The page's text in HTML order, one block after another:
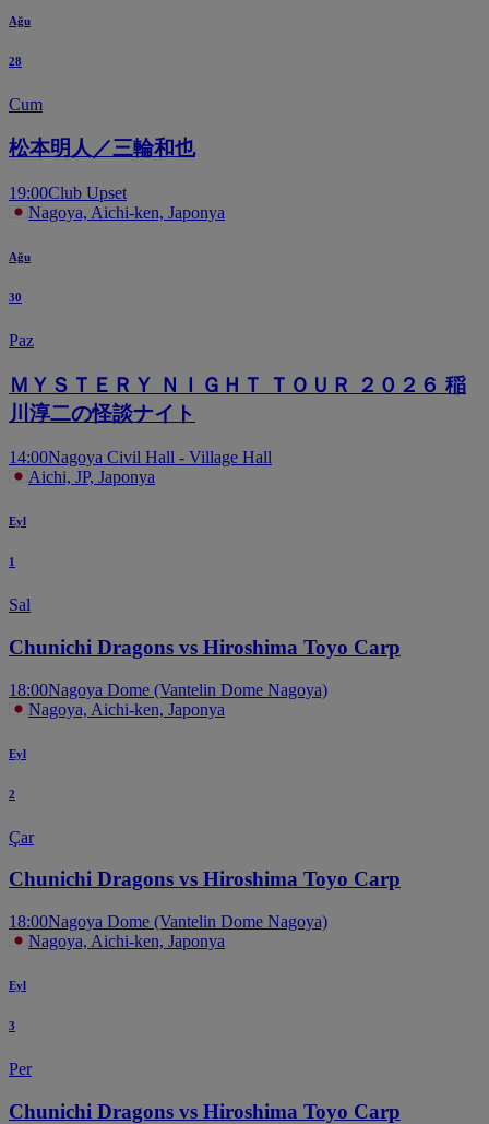
Ağu
28
Cum
松本明人／三輪和也
19:00Club Upset
Nagoya, Aichi-ken, Japonya
Ağu
30
Paz
ＭＹＳＴＥＲＹ ＮＩＧＨＴ ＴＯＵＲ ２０２６ 稲
川淳二の怪談ナイト
14:00Nagoya Civil Hall - Village Hall
Aichi, JP, Japonya
Eyl
1
Sal
Chunichi Dragons vs Hiroshima Toyo Carp
18:00Nagoya Dome (Vantelin Dome Nagoya)
Nagoya, Aichi-ken, Japonya
Eyl
2
Çar
Chunichi Dragons vs Hiroshima Toyo Carp
18:00Nagoya Dome (Vantelin Dome Nagoya)
Nagoya, Aichi-ken, Japonya
Eyl
3
Per
Chunichi Dragons vs Hiroshima Toyo Carp